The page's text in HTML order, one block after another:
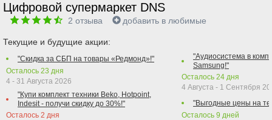
Цифровой супермаркет DNS
2 отзыва добавить в любимые
Текущие и будущие акции:
"Скидка за СБП на товары «Редмонд»!"
Осталось 23 дня
4 - 31 Августа 2026
"Купи комплект техники Beko, Hotpoint,
Indesit - получи скидку до 30%!"
Осталось 2 дня
"Аудиосистема в
Samsung!"
Осталось 24 дня
4 Августа - 1 Сентября
"Выгодные цены на
Осталось 9 дней